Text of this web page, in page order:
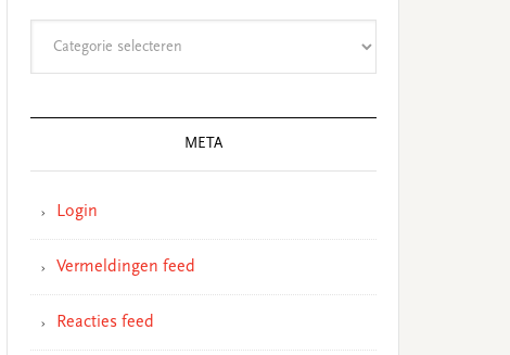
META
Login
Vermeldingen feed
Reacties feed